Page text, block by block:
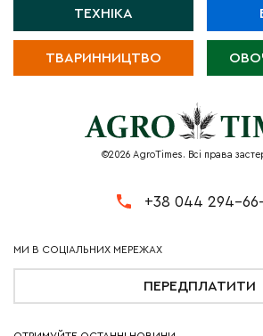
ТЕХНІКА
ТВАРИННИЦТВО
©2026 AgroTimes. Всі права
+38 044 294-
ПЕРЕДПЛАТИТИ